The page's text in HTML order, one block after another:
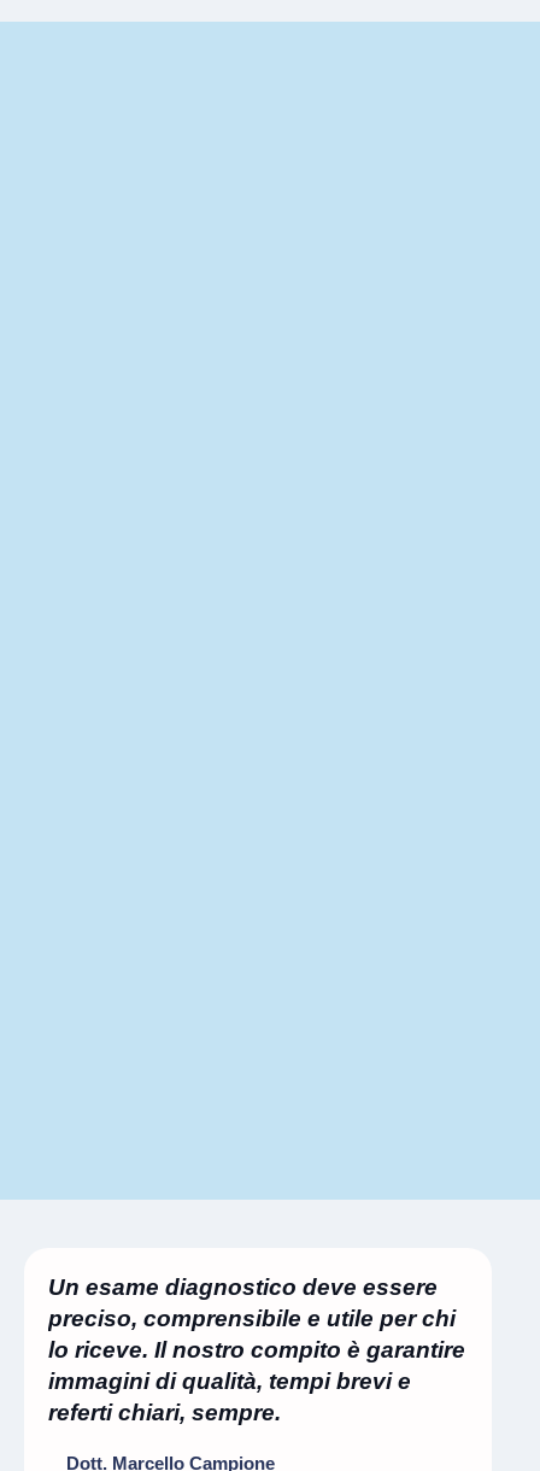
Un esame diagnostico deve essere
preciso, comprensibile e utile per chi
lo riceve. Il nostro compito è garantire
immagini di qualità, tempi brevi e
referti chiari, sempre.
Dott. Marcello Campione